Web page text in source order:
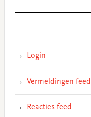
Login
Vermeldingen feed
Reacties feed